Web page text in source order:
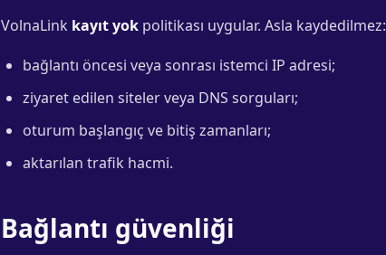
VolnaLink kayıt yok politikası uygular. Asla kaydedilmez:
bağlantı öncesi veya sonrası istemci IP adresi;
ziyaret edilen siteler veya DNS sorguları;
oturum başlangıç ve bitiş zamanları;
aktarılan trafik hacmi.
Bağlantı güvenliği